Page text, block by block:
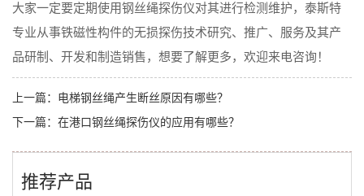
大家一定要定期使用钢丝绳探伤仪对其进行检测维护，泰斯特
专业从事铁磁性构件的无损探伤技术研究、推广、服务及其产
品研制、开发和制造销售，想要了解更多，欢迎来电咨询！
上一篇： 电梯钢丝绳产生断丝原因有哪些？
下一篇： 在港口钢丝绳探伤仪的应用有哪些？
推荐产品